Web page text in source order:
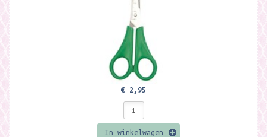
€ 2,95
In winkelwagen